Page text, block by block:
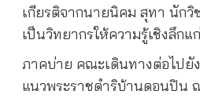
เกียรติจากนายนิคม สุทา นักวิ
เป็นวิทยากรให้ความรู้เชิงลึก
ภาคบ่าย คณะเดินทางต่อไปยั
แนวพระราชดำริบ้านดอนปิน